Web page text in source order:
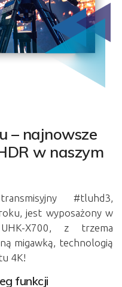
– najnowsze
w naszym
#tluhd3,
jest wyposażony w
X700, z trzema
migawką, technologią
4K!
funkcji